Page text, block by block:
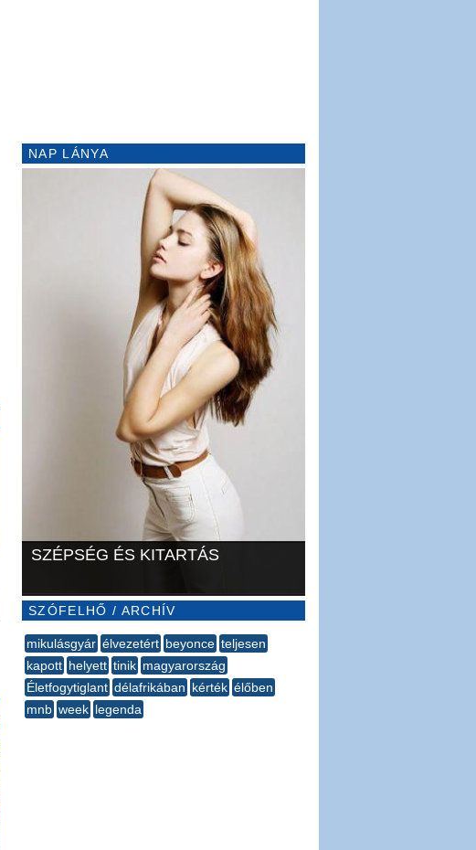
NAP LÁNYA
SZÉPSÉG ÉS KITARTÁS
SZÓFELHŐ / ARCHÍV
mikulásgyár élvezetért beyonce teljesen
kapott helyett tinik magyarország
Életfogytiglant délafrikában kérték élőben
mnb week legenda